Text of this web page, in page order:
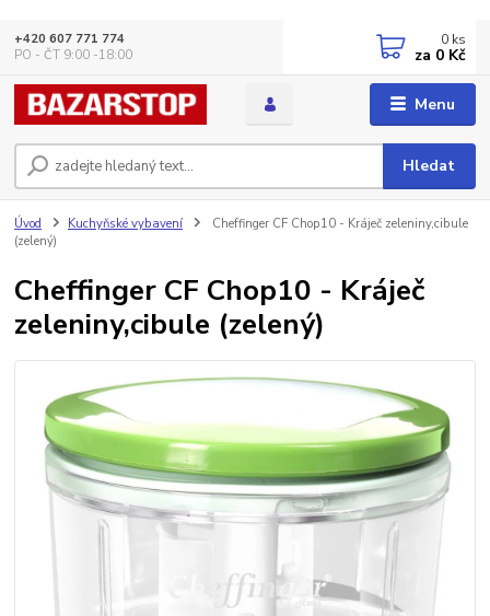
Menu
Hledat
+420 607 771 774
PO - ČT 9:00 -18:00
0 ks
za 0 Kč
Úvod Kuchyňské vybavení
Cheffinger CF Chop10 - Kráječ zeleniny,cibule
(zelený)
Cheffinger CF Chop10 - Kráječ
zeleniny,cibule (zelený)